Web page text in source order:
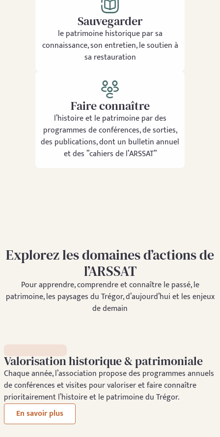
Sauvegarder
le patrimoine historique par sa
connaissance, son entretien, le soutien à
sa restauration
Faire connaître
l’histoire et le patrimoine par des
programmes de conférences, de sorties,
des publications, dont un bulletin annuel
et des ”cahiers de l’ARSSAT”
Explorez les domaines d’actions de
l’ARSSAT
Pour apprendre, comprendre et connaître le passé, le
patrimoine, les paysages du Trégor, d’aujourd’hui et les enjeux
de demain
Valorisation historique & patrimoniale
Chaque année, l’association propose des programmes annuels
de conférences et visites pour valoriser et faire connaître
prioritairement l’histoire et le patrimoine du Trégor.
En savoir plus